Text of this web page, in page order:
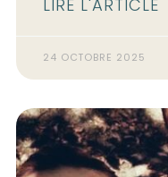
LIRE L'ARTICLE
24 OCTOBRE 2025